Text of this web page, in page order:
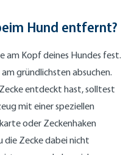
Hund entfernt?
am Kopf deines Hundes fest.
gründlichsten absuchen.
entdeckt hast, solltest
mit einer speziellen
oder Zeckenhaken
die Zecke dabei nicht